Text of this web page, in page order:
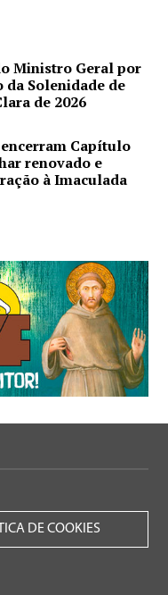
Ministro Geral por
da Solenidade de
de 2026
Capítulo
renovado e
à Imaculada
DE COOKIES